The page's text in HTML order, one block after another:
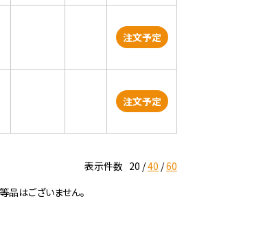
注文予定
注文予定
表示件数 20 40 60
はございません。